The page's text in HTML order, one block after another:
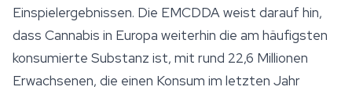
Einspielergebnissen. Die EMCDDA weist darauf hin,
dass Cannabis in Europa weiterhin die am häufigsten
konsumierte Substanz ist, mit rund 22,6 Millionen
Erwachsenen, die einen Konsum im letzten Jahr